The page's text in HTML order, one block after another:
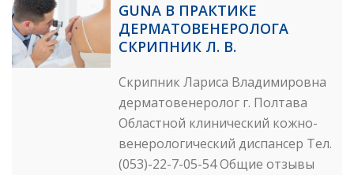
GUNA В ПРАКТИКЕ
ДЕРМАТОВЕНЕРОЛОГА
CКРИПНИК Л. В.
Cкрипник Лариса Владимировна
дерматовенеролог г. Полтава
Областной клинический кожно-
венерологический диспансер Тел.
(053)-22-7-05-54 Общие отзывы